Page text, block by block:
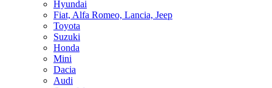
Hyundai
Fiat, Alfa Romeo, Lancia, Jeep
Toyota
Suzuki
Honda
Mini
Dacia
Audi